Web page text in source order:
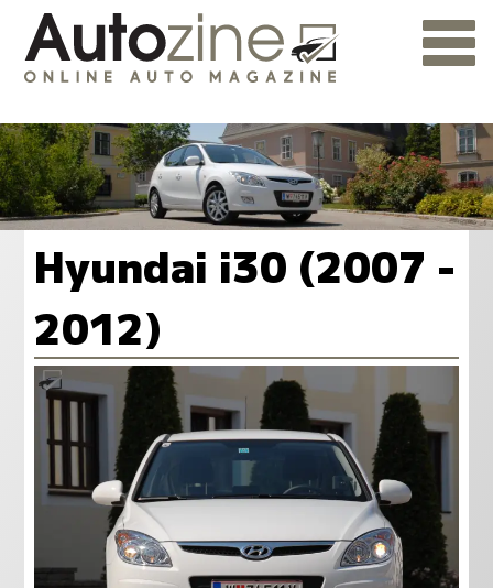
Hyundai i30 (2007 -
2012)